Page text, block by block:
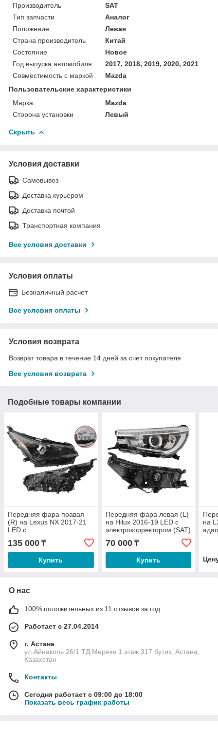
Производитель
SAT
Тип запчасти
Аналог
Положение
Левая
Страна производитель
Китай
Состояние
Новое
Год выпуска автомобиля
2017, 2018, 2019, 2020, 2021
Совместимость с маркой
Mazda
Пользовательские характеристики
Марка
Mazda
Сторона установки
Левый
Скрыть
Условия доставки
Самовывоз
Доставка курьером
Доставка почтой
Транспортная компания
Все условия доставки
Условия оплаты
Безналичный расчет
Все условия оплаты
Условия возврата
Возврат товара в течение 14 дней за счет покупателя
Все условия возврата
Подобные товары компании
Передняя фара правая
(R) на Lexus NX 2017-21
LED с
электрокорректором (SAT)
135 000 ₸
Купить
Передняя фара левая (L)
на Hilux 2016-19 LED с
электрокорректором (SAT)
70 000₸
Купить
на
О нас
100% положительных из 11 отзывов за год
Работает с 27.04.2014
г. Астана
ул.Айнаколь 26/1 ТД Мереке 1 этаж 317 бутик, Астана,
Казахстан
Контакты
Сегодня работает с 09:00 до 18:00
Показать весь график работы